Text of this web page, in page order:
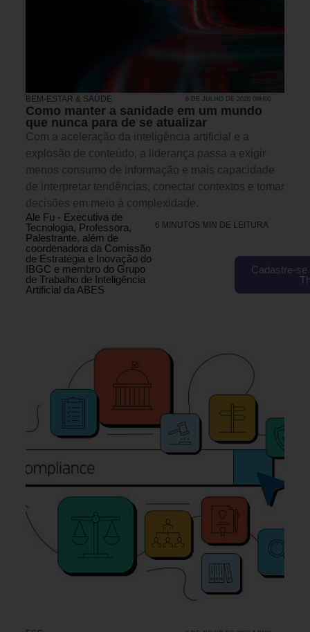
BEM-ESTAR & SAÚDE 6 DE JULHO DE 2026 09H00
Como manter a sanidade em um mundo
que nunca para de se atualizar
Com a aceleração da inteligência artificial e a
explosão de conteúdo, a liderança passa a exigir
menos consumo de informação e mais capacidade
de interpretar tendências, conectar contextos e tomar
decisões em meio à complexidade.
Ale Fu - Executiva de
Tecnologia, Professora,
Palestrante, além de
coordenadora da Comissão
de Estratégia e Inovação do
IBGC e membro do Grupo
de Trabalho de Inteligência
Artificial da ABES
6 MINUTOS MIN DE LEITURA
Cadastre-